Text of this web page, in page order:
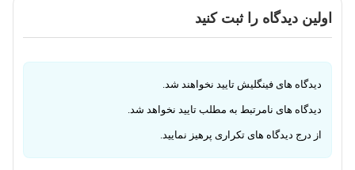
اولین دیدگاه را ثبت کنید
دیدگاه های فینگلیش تایید نخواهند شد.
دیدگاه های نامرتبط به مطلب تایید نخواهد شد.
از درج دیدگاه های تکراری پرهیز نمایید.